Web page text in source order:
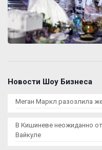
Новости Шоу Бизнеса
Меган Маркл разозлила
В Кишиневе неожиданно
Вайкуле